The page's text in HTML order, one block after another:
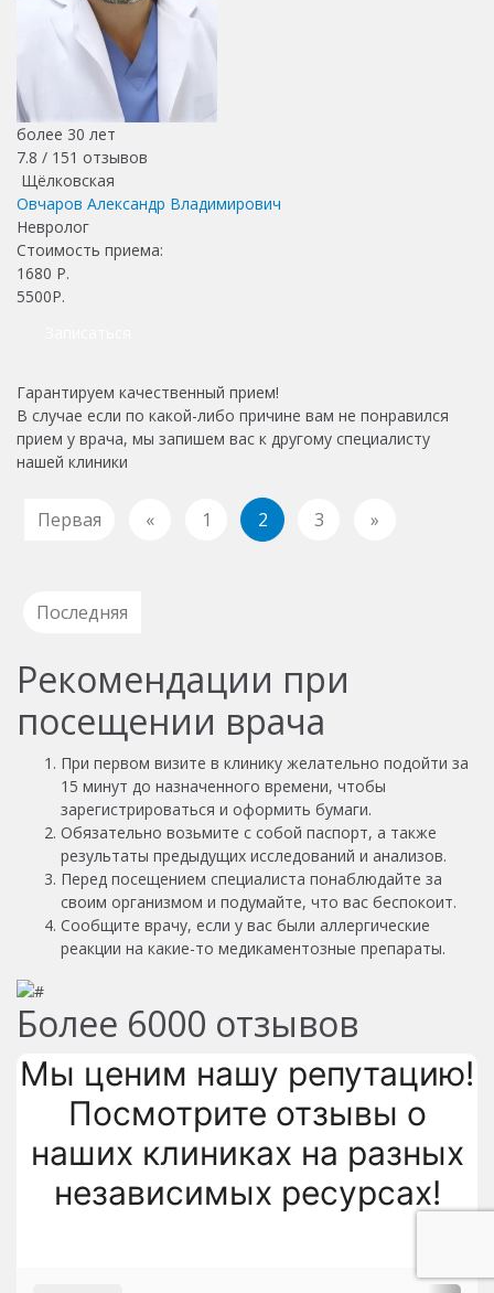
более 30 лет
7.8 / 151 отзывов
Щёлковская
Овчаров Александр Владимирович
Невролог
Стоимость приема:
1680 Р.
5500Р.
Гарантируем качественный прием!
В случае если по какой-либо причине вам не понравился
прием у врача, мы запишем вас к другому специалисту
нашей клиники
Первая « 1 2 3 »
Последняя
Рекомендации при
посещении врача
При первом визите в клинику желательно подойти за
15 минут до назначенного времени, чтобы
зарегистрироваться и оформить бумаги.
Обязательно возьмите с собой паспорт, а также
результаты предыдущих исследований и анализов.
Перед посещением специалиста понаблюдайте за
своим организмом и подумайте, что вас беспокоит.
Сообщите врачу, если у вас были аллергические
реакции на какие-то медикаментозные препараты.
Более 6000 отзывов
Мы ценим нашу репутацию!
Посмотрите отзывы о
наших клиниках на разных
независимых ресурсах!